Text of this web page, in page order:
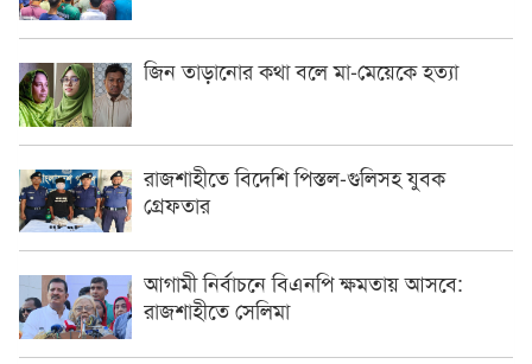
জিন তাড়ানোর কথা বলে মা-মেয়েকে হত্যা
রাজশাহীতে বিদেশি পিস্তল-গুলিসহ যুবক
গ্রেফতার
আগামী নির্বাচনে বিএনপি ক্ষমতায় আসবে:
রাজশাহীতে সেলিমা